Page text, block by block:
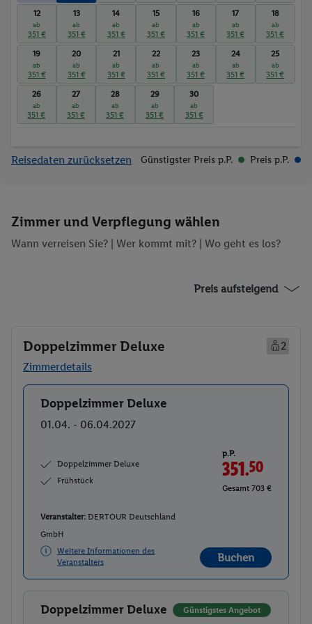
12
ab
351 €
13
ab
351 €
14
ab
351 €
15
ab
351 €
16
ab
351 €
17
ab
351 €
18
ab
351 €
19
ab
351 €
20
ab
351 €
21
ab
351 €
22
ab
351 €
23
ab
351 €
24
ab
351 €
25
ab
351 €
26
ab
351 €
27
ab
351 €
28
ab
351 €
29
ab
351 €
30
ab
351 €
Reisedaten zurücksetzen Günstigster Preis p.P. Preis p.P.
Zimmer und Verpflegung wählen
Wann verreisen Sie? | Wer kommt mit? | Wo geht es los?
Preis aufsteigend
Doppelzimmer Deluxe
2
Zimmerdetails
Buchen
Doppelzimmer Deluxe
01.04. - 06.04.2027
Doppelzimmer Deluxe
Frühstück
p.P.
351.50
Gesamt 703 €
Veranstalter: DERTOUR Deutschland
GmbH
Weitere Informationen des
Veranstalters
Buchen
Buchen
Doppelzimmer Deluxe Günstigstes Angebot